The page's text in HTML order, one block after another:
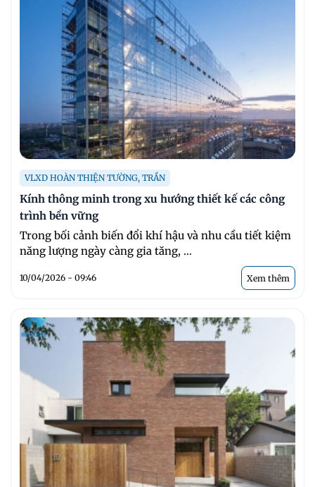
VLXD HOÀN THIỆN TƯỜNG, TRẦN
Kính thông minh trong xu hướng thiết kế các công
trình bền vững
Trong bối cảnh biến đổi khí hậu và nhu cầu tiết kiệm
năng lượng ngày càng gia tăng, ...
10/04/2026 - 09:46 Xem thêm